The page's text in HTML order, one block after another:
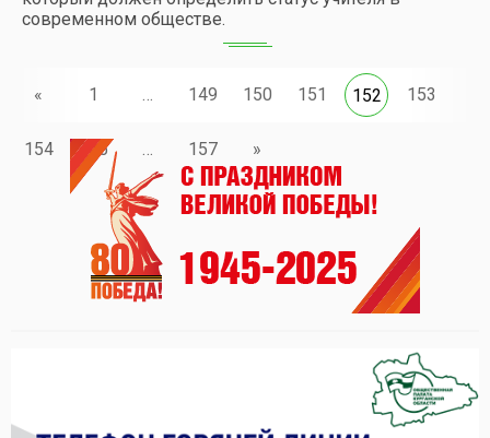
современном обществе.
« 1 … 149 150 151 152 153
154 155 … 157 »